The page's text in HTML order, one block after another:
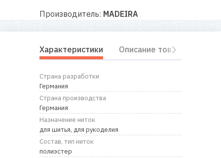
Производитель: MADEIRA
Характеристики Описание товара
Страна разработки
Германия
Страна производства
Германия
Назначение ниток
для шитья, для рукоделия
Состав, тип ниток
полиэстер